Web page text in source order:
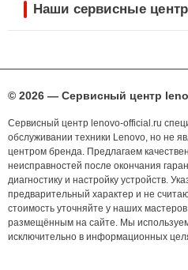
Наши сервисные
© 2026 — Сервисный центр
Сервисный центр lenovo-official.ru
обслуживании техники Lenovo, но не
центром бренда. Предлагаем
неисправностей после окончания
диагностику и настройку устройств.
предварительный характер и не
стоимость уточняйте у наших
размещённым на сайте. Мы
исключительно в информационных